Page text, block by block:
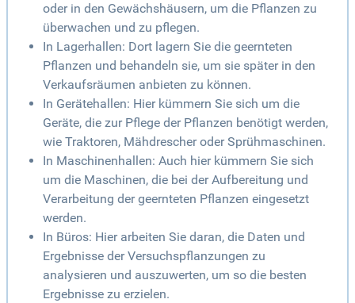
oder in den Gewächshäusern, um die Pflanzen zu
überwachen und zu pflegen.
In Lagerhallen: Dort lagern Sie die geernteten
Pflanzen und behandeln sie, um sie später in den
Verkaufsräumen anbieten zu können.
In Gerätehallen: Hier kümmern Sie sich um die
Geräte, die zur Pflege der Pflanzen benötigt werden,
wie Traktoren, Mähdrescher oder Sprühmaschinen.
In Maschinenhallen: Auch hier kümmern Sie sich
um die Maschinen, die bei der Aufbereitung und
Verarbeitung der geernteten Pflanzen eingesetzt
werden.
In Büros: Hier arbeiten Sie daran, die Daten und
Ergebnisse der Versuchspflanzungen zu
analysieren und auszuwerten, um so die besten
Ergebnisse zu erzielen.